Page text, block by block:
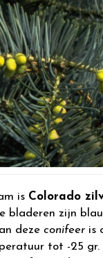
is Colorado
bladeren zijn
deze conifeer is
tot -25